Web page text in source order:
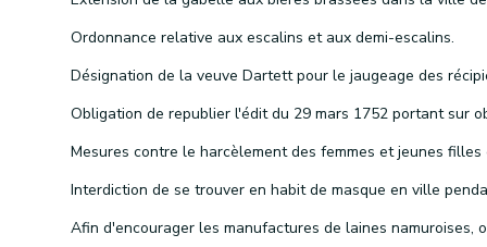
Ordonnance relative aux escalins et aux demi-escalins.